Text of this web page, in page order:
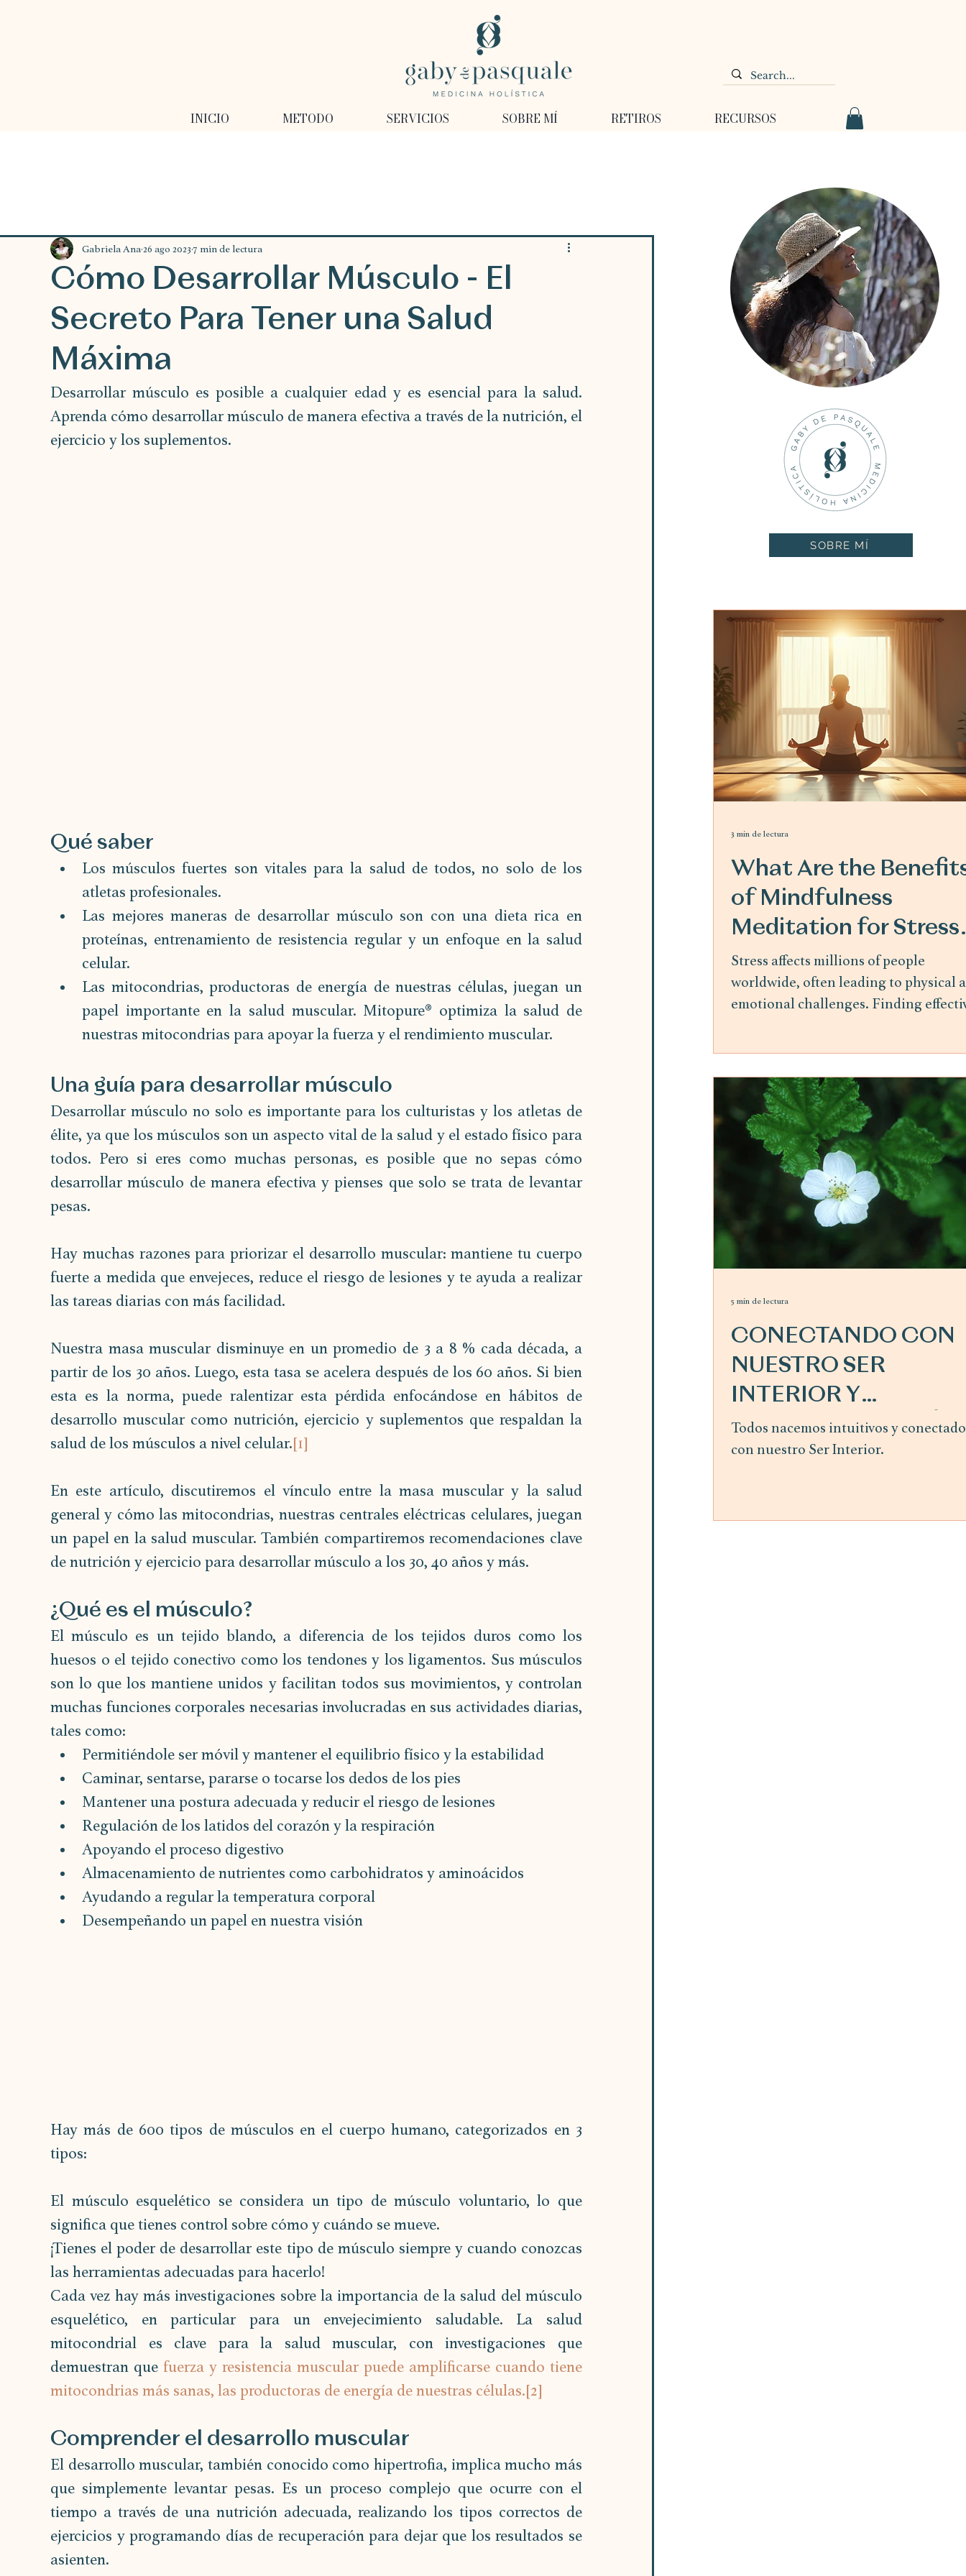
INICIO METODO SERVICIOS SOBRE MÍ RETIROS RECURSOS
Cómo Desarrollar Músculo - El
Secreto Para Tener una Salud
Máxima
Gabriela Ana 26 ago 2023 7 min de lectura
Desarrollar músculo es posible a cualquier edad y es esencial para la salud.
Aprenda cómo desarrollar músculo de manera efectiva a través de la nutrición, el
ejercicio y los suplementos.
Qué saber
Los músculos fuertes son vitales para la salud de todos, no solo de los
atletas profesionales.
Las mejores maneras de desarrollar músculo son con una dieta rica en
proteínas, entrenamiento de resistencia regular y un enfoque en la salud
celular.
Las mitocondrias, productoras de energía de nuestras células, juegan un
papel importante en la salud muscular. Mitopure® optimiza la salud de
nuestras mitocondrias para apoyar la fuerza y el rendimiento muscular.
Una guía para desarrollar músculo
Desarrollar músculo no solo es importante para los culturistas y los atletas de
élite, ya que los músculos son un aspecto vital de la salud y el estado físico para
todos. Pero si eres como muchas personas, es posible que no sepas cómo
desarrollar músculo de manera efectiva y pienses que solo se trata de levantar
pesas.
Hay muchas razones para priorizar el desarrollo muscular: mantiene tu cuerpo
fuerte a medida que envejeces, reduce el riesgo de lesiones y te ayuda a realizar
las tareas diarias con más facilidad.
Nuestra masa muscular disminuye en un promedio de 3 a 8 % cada década, a
partir de los 30 años. Luego, esta tasa se acelera después de los 60 años. Si bien
esta es la norma, puede ralentizar esta pérdida enfocándose en hábitos de
desarrollo muscular como nutrición, ejercicio y suplementos que respaldan la
salud de los músculos a nivel celular.[1]
En este artículo, discutiremos el vínculo entre la masa muscular y la salud
general y cómo las mitocondrias, nuestras centrales eléctricas celulares, juegan
un papel en la salud muscular. También compartiremos recomendaciones clave
de nutrición y ejercicio para desarrollar músculo a los 30, 40 años y más.
¿Qué es el músculo?
El músculo es un tejido blando, a diferencia de los tejidos duros como los
huesos o el tejido conectivo como los tendones y los ligamentos. Sus músculos
son lo que los mantiene unidos y facilitan todos sus movimientos, y controlan
muchas funciones corporales necesarias involucradas en sus actividades diarias,
tales como:
Permitiéndole ser móvil y mantener el equilibrio físico y la estabilidad
Caminar, sentarse, pararse o tocarse los dedos de los pies
Mantener una postura adecuada y reducir el riesgo de lesiones
Regulación de los latidos del corazón y la respiración
Apoyando el proceso digestivo
Almacenamiento de nutrientes como carbohidratos y aminoácidos
Ayudando a regular la temperatura corporal
Desempeñando un papel en nuestra visión
Hay más de 600 tipos de músculos en el cuerpo humano, categorizados en 3
tipos:
El músculo esquelético se considera un tipo de músculo voluntario, lo que
significa que tienes control sobre cómo y cuándo se mueve.
¡Tienes el poder de desarrollar este tipo de músculo siempre y cuando conozcas
las herramientas adecuadas para hacerlo!
Cada vez hay más investigaciones sobre la importancia de la salud del músculo
esquelético, en particular para un envejecimiento saludable. La salud
mitocondrial es clave para la salud muscular, con investigaciones que
demuestran que fuerza y resistencia muscular puede amplificarse cuando tiene
mitocondrias más sanas, las productoras de energía de nuestras células.[2]
Comprender el desarrollo muscular
El desarrollo muscular, también conocido como hipertrofia, implica mucho más
que simplemente levantar pesas. Es un proceso complejo que ocurre con el
tiempo a través de una nutrición adecuada, realizando los tipos correctos de
ejercicios y programando días de recuperación para dejar que los resultados se
asienten.
SOBRE MÍ
What Are the
of Mindfulness
Meditation for Stress
Relief
Stress affects millions of people
worldwide, often leading to physical
emotional challenges. Finding
attention as a practical and accessible
method to reduce stress and improve
mental health. This post explores the
benefits of mindfulness meditation
stress relief and offers insights into
it can be integrated into daily life.
Mindfulness Meditation
3 min de lectura
CONECTANDO CON
NUESTRO SER
INTERIOR Y
SIGUIENDO LA GUÍA
INTERIOR ~ mes de
Todos nacemos intuitivos y
con nuestro Ser Interior.
5 min de lectura